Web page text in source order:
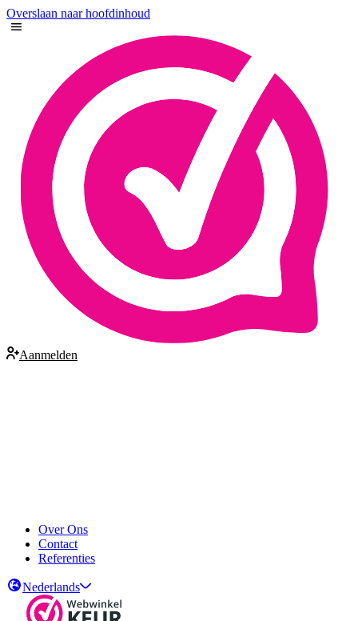
Overslaan naar hoofdinhoud
Aanmelden
Over Ons
Contact
Referenties
Nederlands